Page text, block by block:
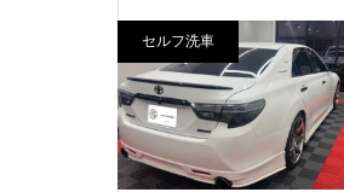
セルフ洗車